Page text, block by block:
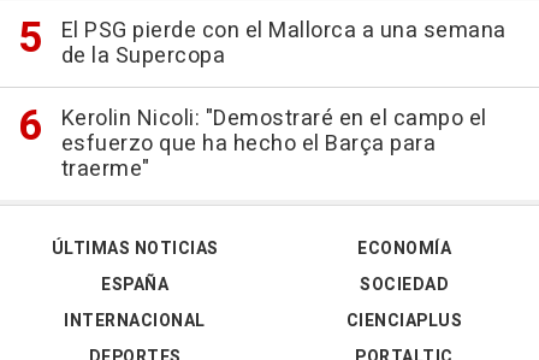
El PSG pierde con el Mallorca a una semana
de la Supercopa
Kerolin Nicoli: "Demostraré en el campo el
esfuerzo que ha hecho el Barça para
traerme"
ÚLTIMAS NOTICIAS
ESPAÑA
INTERNACIONAL
ECONOMÍA
SOCIEDAD
CIENCIAPLUS